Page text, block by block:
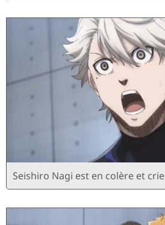
Seishiro Nagi est en colère et crie